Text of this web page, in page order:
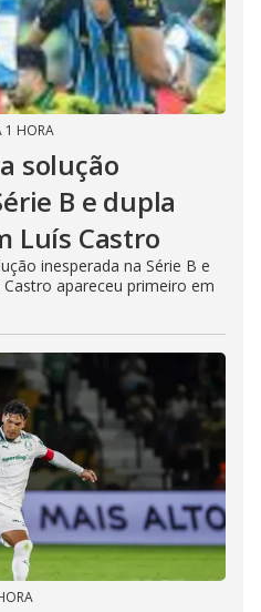
1 HORA
solução
B e dupla
Luís Castro
inesperada na Série B e
apareceu primeiro em